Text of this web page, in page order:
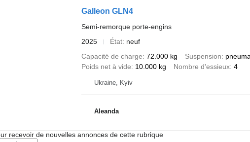
Galleon GLN4
Semi-remorque porte-engins
2025
État neuf
Capacité de charge 72.000 kg Suspension
Poids net à vide
10.000 kg Nombre d'essieux 4
Ukraine, Kyiv
Aleanda
recevoir de nouvelles annonces de cette rubrique